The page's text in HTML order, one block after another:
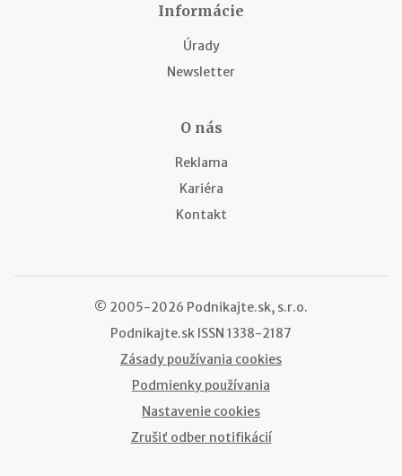
Informácie
Úrady
Newsletter
O nás
Reklama
Kariéra
Kontakt
© 2005-2026 Podnikajte.sk, s.r.o.
Podnikajte.sk ISSN 1338-2187
Zásady používania cookies
Podmienky používania
Nastavenie cookies
Zrušiť odber notifikácií